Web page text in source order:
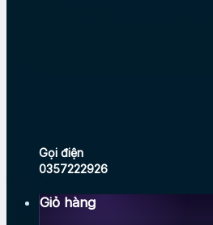
Gọi điện
0357222926
Giỏ hàng